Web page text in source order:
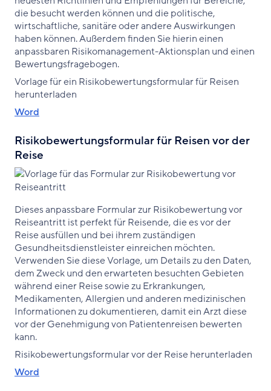
die besucht werden können und die politische,
wirtschaftliche, sanitäre oder andere Auswirkungen
haben können. Außerdem finden Sie hierin einen
anpassbaren Risikomanagement-Aktionsplan und einen
Bewertungsfragebogen.
Vorlage für ein Risikobewertungsformular für Reisen
herunterladen
Word
Risikobewertungsformular für Reisen vor der
Reise
Dieses anpassbare Formular zur Risikobewertung vor
Reiseantritt ist perfekt für Reisende, die es vor der
Reise ausfüllen und bei ihrem zuständigen
Gesundheitsdienstleister einreichen möchten.
Verwenden Sie diese Vorlage, um Details zu den Daten,
dem Zweck und den erwarteten besuchten Gebieten
während einer Reise sowie zu Erkrankungen,
Medikamenten, Allergien und anderen medizinischen
Informationen zu dokumentieren, damit ein Arzt diese
vor der Genehmigung von Patientenreisen bewerten
kann.
Risikobewertungsformular vor der Reise herunterladen
Word